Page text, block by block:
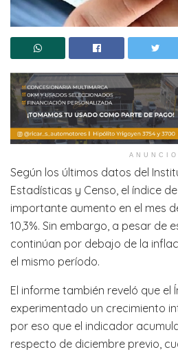
ANUNCIO
Según los últimos datos del
Estadísticas y Censo, el índice
importante aumento en el mes
10,3%. Sin embargo, a pesar de
continúan por debajo de la
el mismo período.
El informe también reveló que el
experimentado un crecimiento
por eso que el indicador
respecto de diciembre previo,